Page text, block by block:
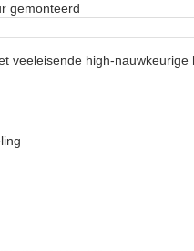
gemonteerd
high-